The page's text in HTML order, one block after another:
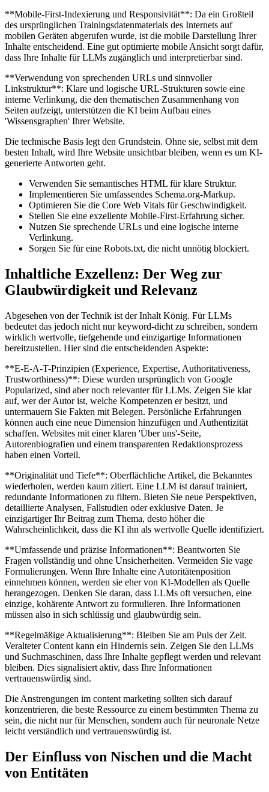
**Mobile-First-Indexierung und Responsivität**: Da ein Großteil
des ursprünglichen Trainingsdatenmaterials des Internets auf
mobilen Geräten abgerufen wurde, ist die mobile Darstellung Ihrer
Inhalte entscheidend. Eine gut optimierte mobile Ansicht sorgt dafür,
dass Ihre Inhalte für LLMs zugänglich und interpretierbar sind.
**Verwendung von sprechenden URLs und sinnvoller
Linkstruktur**: Klare und logische URL-Strukturen sowie eine
interne Verlinkung, die den thematischen Zusammenhang von
Seiten aufzeigt, unterstützen die KI beim Aufbau eines
'Wissensgraphen' Ihrer Website.
Die technische Basis legt den Grundstein. Ohne sie, selbst mit dem
besten Inhalt, wird Ihre Website unsichtbar bleiben, wenn es um KI-
generierte Antworten geht.
Verwenden Sie semantisches HTML für klare Struktur.
Implementieren Sie umfassendes Schema.org-Markup.
Optimieren Sie die Core Web Vitals für Geschwindigkeit.
Stellen Sie eine exzellente Mobile-First-Erfahrung sicher.
Nutzen Sie sprechende URLs und eine logische interne
Verlinkung.
Sorgen Sie für eine Robots.txt, die nicht unnötig blockiert.
Inhaltliche Exzellenz: Der Weg zur
Glaubwürdigkeit und Relevanz
Abgesehen von der Technik ist der Inhalt König. Für LLMs
bedeutet das jedoch nicht nur keyword-dicht zu schreiben, sondern
wirklich wertvolle, tiefgehende und einzigartige Informationen
bereitzustellen. Hier sind die entscheidenden Aspekte:
**E-E-A-T-Prinzipien (Experience, Expertise, Authoritativeness,
Trustworthiness)**: Diese wurden ursprünglich von Google
Popularized, sind aber noch relevanter für LLMs. Zeigen Sie klar
auf, wer der Autor ist, welche Kompetenzen er besitzt, und
untermauern Sie Fakten mit Belegen. Persönliche Erfahrungen
können auch eine neue Dimension hinzufügen und Authentizität
schaffen. Websites mit einer klaren 'Über uns'-Seite,
Autorenbiografien und einem transparenten Redaktionsprozess
haben einen Vorteil.
**Originalität und Tiefe**: Oberflächliche Artikel, die Bekanntes
wiederholen, werden kaum zitiert. Eine LLM ist darauf trainiert,
redundante Informationen zu filtern. Bieten Sie neue Perspektiven,
detaillierte Analysen, Fallstudien oder exklusive Daten. Je
einzigartiger Ihr Beitrag zum Thema, desto höher die
Wahrscheinlichkeit, dass die KI ihn als wertvolle Quelle identifiziert.
**Umfassende und präzise Informationen**: Beantworten Sie
Fragen vollständig und ohne Unsicherheiten. Vermeiden Sie vage
Formulierungen. Wenn Ihre Inhalte eine Autoritätenposition
einnehmen können, werden sie eher von KI-Modellen als Quelle
herangezogen. Denken Sie daran, dass LLMs oft versuchen, eine
einzige, kohärente Antwort zu formulieren. Ihre Informationen
müssen also in sich schlüssig und glaubwürdig sein.
**Regelmäßige Aktualisierung**: Bleiben Sie am Puls der Zeit.
Veralteter Content kann ein Hindernis sein. Zeigen Sie den LLMs
und Suchmaschinen, dass Ihre Inhalte gepflegt werden und relevant
bleiben. Dies signalisiert aktiv, dass Ihre Informationen
vertrauenswürdig sind.
Die Anstrengungen im content marketing sollten sich darauf
konzentrieren, die beste Ressource zu einem bestimmten Thema zu
sein, die nicht nur für Menschen, sondern auch für neuronale Netze
leicht verständlich und vertrauenswürdig ist.
Der Einfluss von Nischen und die Macht
von Entitäten